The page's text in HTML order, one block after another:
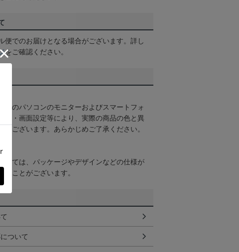
便でのお届けとなる場合がございます。詳し
をご確認ください。
いのパソコンのモニターおよびスマートフォ
種・画面設定等により、実際の商品の色と異
がございます。あらかじめご了承ください。
っては、パッケージやデザインなどの仕様が
ることがございます。
ついて